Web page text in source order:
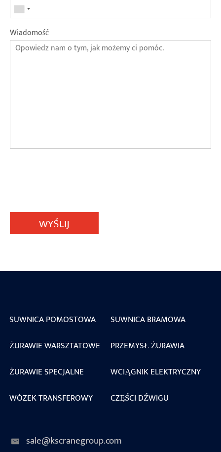
Wiadomość
WYŚLIJ
SUWNICA POMOSTOWA
SUWNICA BRAMOWA
ŻURAWIE WARSZTATOWE
PRZEMYSŁ ŻURAWIA
ŻURAWIE SPECJALNE
WCIĄGNIK ELEKTRYCZNY
WÓZEK TRANSFEROWY
CZĘŚCI DŹWIGU
sale@kscranegroup.com